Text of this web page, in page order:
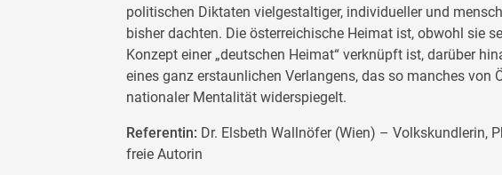
politischen Diktaten vielgestaltiger, individueller und
bisher dachten. Die österreichische Heimat ist, obwohl sie
Konzept einer „deutschen Heimat“ verknüpft ist, darüber
eines ganz erstaunlichen Verlangens, das so manches von
nationaler Mentalität widerspiegelt.
Referentin: Dr. Elsbeth Wallnöfer (Wien) – Volkskundlerin,
freie Autorin